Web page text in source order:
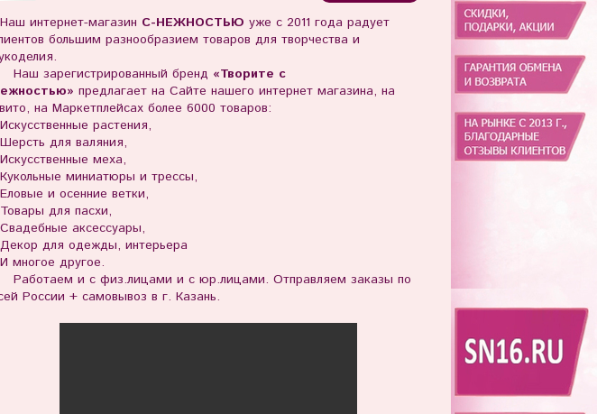
Наш интернет-магазин С-НЕЖНОСТЬЮ уже с 2011 года радует
большим разнообразием товаров для творчества и
Наш зарегистрированный бренд «Творите с
предлагает на Сайте нашего интернет магазина, на
на Маркетплейсах более 6000 товаров:
растения,
для валяния,
меха,
миниатюры и трессы,
и осенние ветки,
для пасхи,
аксессуары,
для одежды, интерьера
многое другое.
Работаем и с физ.лицами и с юр.лицами. Отправляем заказы по
России + самовывоз в г. Казань.